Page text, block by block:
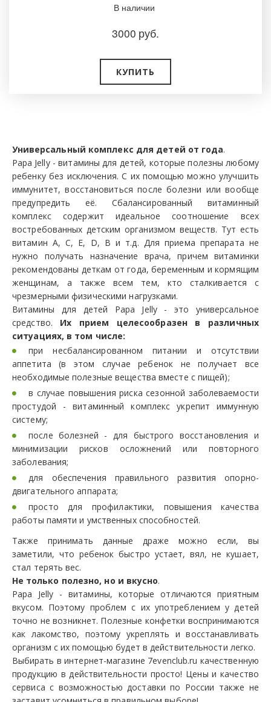
В наличии
3000 руб.
КУПИТЬ
Универсальный комплекс для детей от года.
Papa Jelly - витамины для детей, которые полезны любому
ребенку без исключения. С их помощью можно улучшить
иммунитет, восстановиться после болезни или вообще
предупредить её. Сбалансированный витаминный
комплекс содержит идеальное соотношение всех
востребованных детским организмом веществ. Тут есть
витамин А, С, Е, D, В и т.д. Для приема препарата не
нужно получать назначение врача, причем витаминки
рекомендованы деткам от года, беременным и кормящим
женщинам, а также всем тем, кто сталкивается с
чрезмерными физическими нагрузками.
Витамины для детей Papa Jelly - это универсальное
средство. Их прием целесообразен в различных
ситуациях, в том числе:
при несбалансированном питании и отсутствии
аппетита (в этом случае ребенок не получает все
необходимые полезные вещества вместе с пищей);
в случае повышения риска сезонной заболеваемости
простудой - витаминный комплекс укрепит иммунную
систему;
после болезней - для быстрого восстановления и
минимизации рисков осложнений или повторного
заболевания;
для обеспечения правильного развития опорно-
двигательного аппарата;
просто для профилактики, повышения качества
работы памяти и умственных способностей.
Также принимать данные драже можно если, вы
заметили, что ребенок быстро устает, вял, не кушает,
стал терять вес.
Не только полезно, но и вкусно.
Papa Jelly - витамины, которые отличаются приятным
вкусом. Поэтому проблем с их употреблением у детей
точно не возникнет. Полезные конфетки воспринимаются
как лакомство, поэтому укреплять и восстанавливать
организм с их помощью будет в действительности легко.
Выбирать в интернет-магазине 7evenclub.ru качественную
продукцию в действительности просто! Цены и качество
сервиса с возможностью доставки по России также не